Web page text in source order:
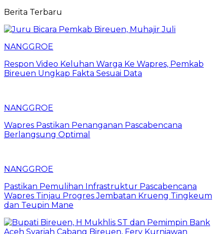
Berita Terbaru
NANGGROE
Respon Video Keluhan Warga Ke Wapres, Pemkab
Bireuen Ungkap Fakta Sesuai Data
NANGGROE
Wapres Pastikan Penanganan Pascabencana
Berlangsung Optimal
NANGGROE
Pastikan Pemulihan Infrastruktur Pascabencana
Wapres Tinjau Progres Jembatan Krueng Tingkeum
dan Teupin Mane